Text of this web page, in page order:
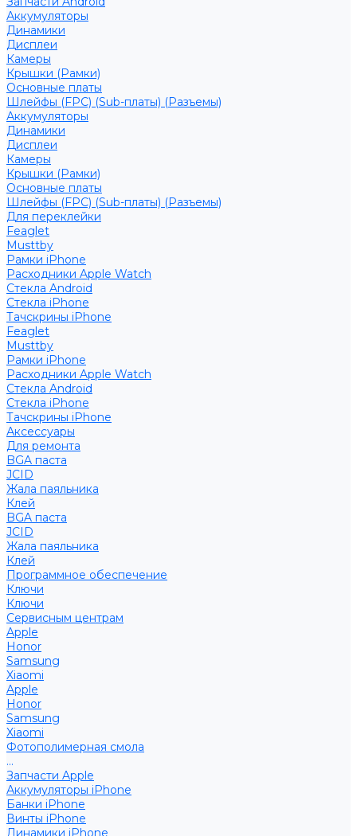
Аккумуляторы
Динамики
Дисплеи
Камеры
Крышки (Рамки)
Основные платы
Шлейфы (FPC) (Sub-платы) (Разъемы)
Аккумуляторы
Динамики
Дисплеи
Камеры
Крышки (Рамки)
Основные платы
Шлейфы (FPC) (Sub-платы) (Разъемы)
Для переклейки
Feaglet
Musttby
Рамки iPhone
Расходники Apple Watch
Стекла Android
Стекла iPhone
Тачскрины iPhone
Feaglet
Musttby
Рамки iPhone
Расходники Apple Watch
Стекла Android
Стекла iPhone
Тачскрины iPhone
Аксессуары
Для ремонта
BGA паста
JCID
Жала паяльника
Клей
BGA паста
JCID
Жала паяльника
Клей
Программное обеспечение
Ключи
Ключи
Сервисным центрам
Apple
Honor
Samsung
Xiaomi
Apple
Honor
Samsung
Xiaomi
Фотополимерная смола
...
Запчасти Apple
Аккумуляторы iPhone
Банки iPhone
Винты iPhone
Динамики iPhone